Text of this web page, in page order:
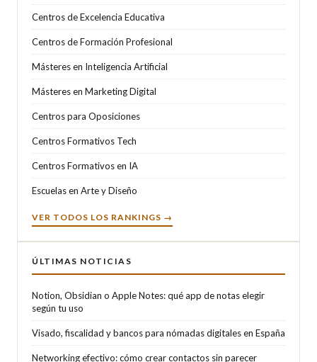
Centros de Excelencia Educativa
Centros de Formación Profesional
Másteres en Inteligencia Artificial
Másteres en Marketing Digital
Centros para Oposiciones
Centros Formativos Tech
Centros Formativos en IA
Escuelas en Arte y Diseño
VER TODOS LOS RANKINGS →
ÚLTIMAS NOTICIAS
Notion, Obsidian o Apple Notes: qué app de notas elegir
según tu uso
Visado, fiscalidad y bancos para nómadas digitales en España
Networking efectivo: cómo crear contactos sin parecer